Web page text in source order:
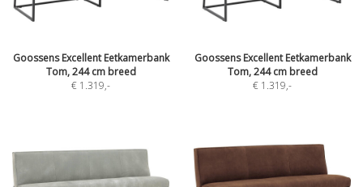
Goossens Excellent Eetkamerbank
Tom, 244 cm breed
€ 1.319,-
Goossens Excellent Eetkamerbank
Tom, 244 cm breed
€ 1.319,-